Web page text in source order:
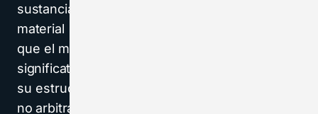
sustancial y no arbitrariamente el nuevo
material con su estructura cognoscitiva, como
que el material que aprende es potencialmente
significativo para él, es decir, relacionable con
su estructura de conocimiento sobre una base
no arbitraria (AUSUBEL;1983: 48).